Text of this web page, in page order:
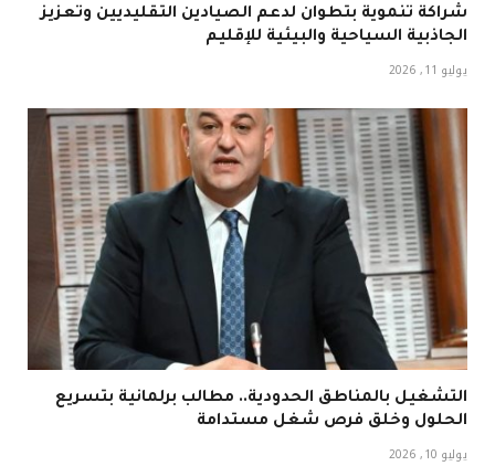
شراكة تنموية بتطوان لدعم الصيادين التقليديين وتعزيز
الجاذبية السياحية والبيئية للإقليم
يوليو 11, 2026
التشغيل بالمناطق الحدودية.. مطالب برلمانية بتسريع
الحلول وخلق فرص شغل مستدامة
يوليو 10, 2026